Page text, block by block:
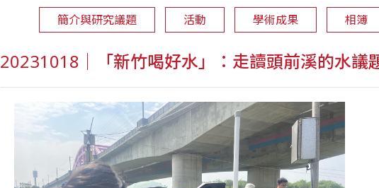
簡介與研究議題 活動 學術成果 相簿
20231018｜「新竹喝好水」：走讀頭前溪的水議